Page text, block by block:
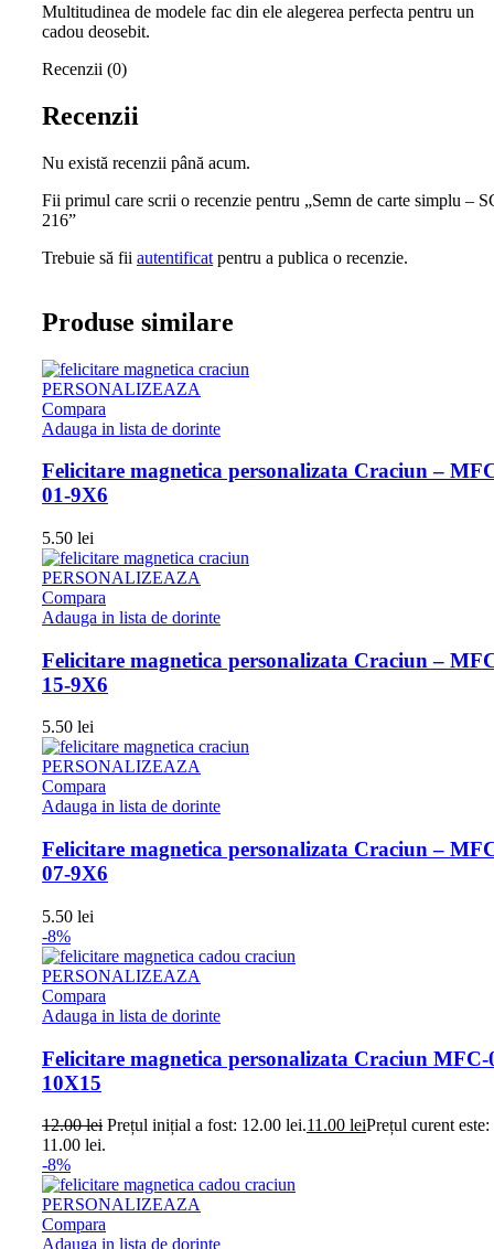
Multitudinea de modele fac din ele alegerea perfecta pentru un
cadou deosebit.
Recenzii (0)
Recenzii
Nu există recenzii până acum.
Fii primul care scrii o recenzie pentru „Semn de carte simplu –
216”
Trebuie să fii autentificat pentru a publica o recenzie.
Produse similare
PERSONALIZEAZA
Compara
Adauga in lista de dorinte
Felicitare magnetica personalizata Craciun –
01-9X6
5.50 lei
PERSONALIZEAZA
Compara
Adauga in lista de dorinte
Felicitare magnetica personalizata Craciun –
15-9X6
5.50 lei
PERSONALIZEAZA
Compara
Adauga in lista de dorinte
Felicitare magnetica personalizata Craciun –
07-9X6
5.50 lei
-8%
PERSONALIZEAZA
Compara
Adauga in lista de dorinte
Felicitare magnetica personalizata Craciun MFC-
10X15
12.00lei Prețul inițial a fost: 12.00 lei.11.00 leiPrețul curent este:
11.00 lei.
-8%
PERSONALIZEAZA
Compara
Adauga in lista de dorinte